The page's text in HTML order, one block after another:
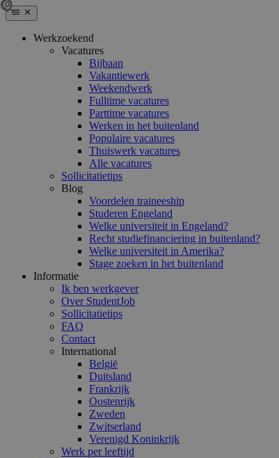
Werkzoekend
Vacatures
Bijbaan
Vakantiewerk
Weekendwerk
Fulltime vacatures
Parttime vacatures
Werken in het buitenland
Populaire vacatures
Thuiswerk vacatures
Alle vacatures
Sollicitatietips
Blog
Voordelen traineeship
Studeren Engeland
Welke universiteit in Engeland?
Recht studiefinanciering in buitenland?
Welke universiteit in Amerika?
Stage zoeken in het buitenland
Informatie
Ik ben werkgever
Over StudentJob
Sollicitatietips
FAQ
Contact
International
België
Duitsland
Frankrijk
Oostenrijk
Zweden
Zwitserland
Verenigd Koninkrijk
Werk per leeftijd